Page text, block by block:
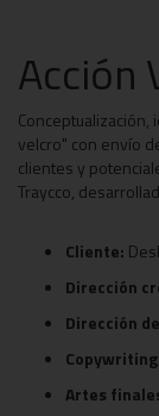
Acción
Conceptualización,
velcro" con envío
clientes y
Traycco,
Cliente:
Dirección
Dirección
Artes